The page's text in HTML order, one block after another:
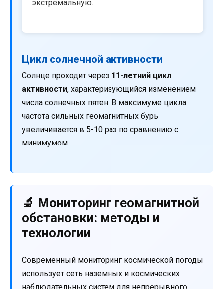
экстремальную.
Цикл солнечной активности
Солнце проходит через 11-летний цикл
активности, характеризующийся изменением
числа солнечных пятен. В максимуме цикла
частота сильных геомагнитных бурь
увеличивается в 5-10 раз по сравнению с
минимумом.
🔬 Мониторинг геомагнитной
обстановки: методы и
технологии
Современный мониторинг космической погоды
использует сеть наземных и космических
наблюдательных систем для непрерывного